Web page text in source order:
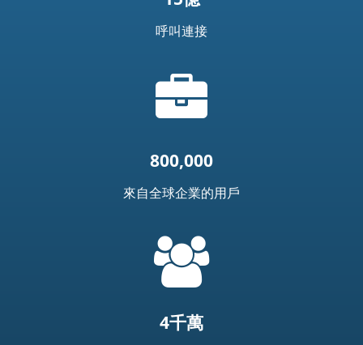
呼叫連接
文
包
圖
800,000
來自全球企業的用戶
4千萬